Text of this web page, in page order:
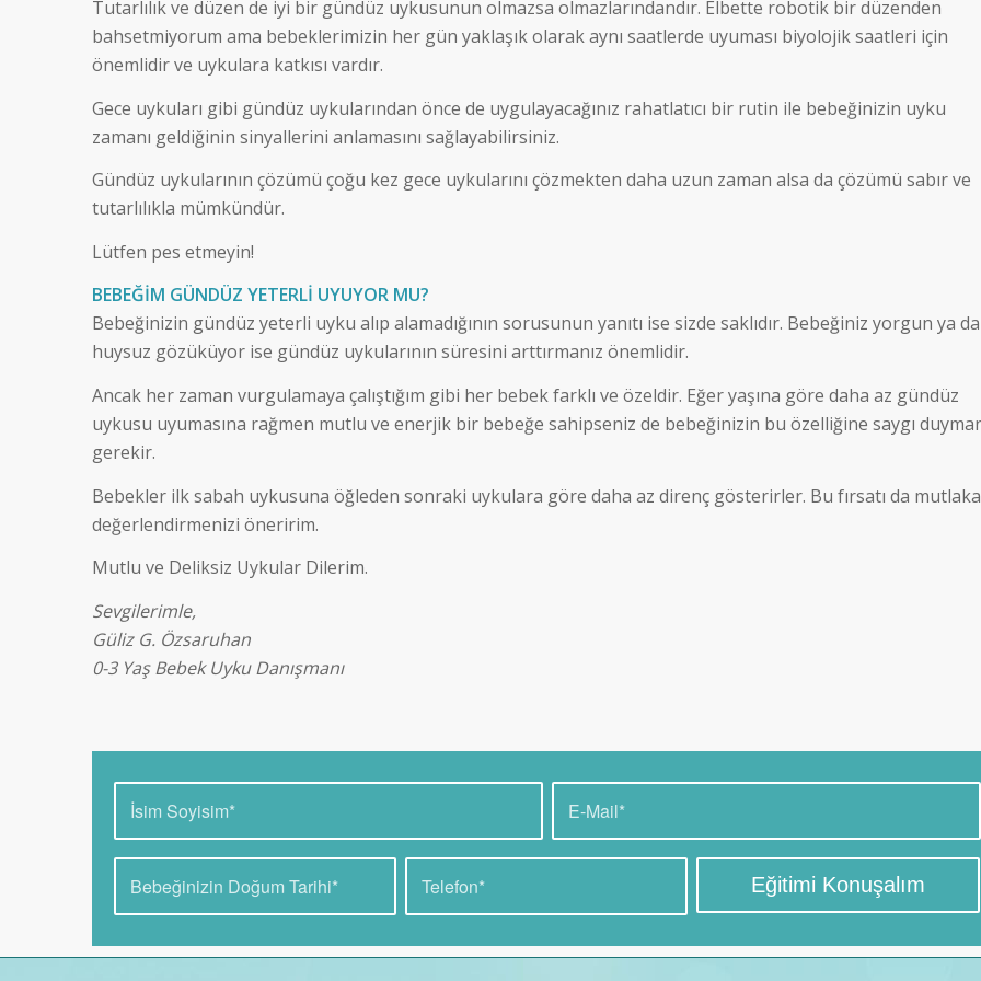
Tutarlılık ve düzen de iyi bir gündüz uykusunun olmazsa olmazlarındandır. Elbette robotik bir düzenden
bahsetmiyorum ama bebeklerimizin her gün yaklaşık olarak aynı saatlerde uyuması biyolojik saatleri için
önemlidir ve uykulara katkısı vardır.
Gece uykuları gibi gündüz uykularından önce de uygulayacağınız rahatlatıcı bir rutin ile bebeğinizin uyku
zamanı geldiğinin sinyallerini anlamasını sağlayabilirsiniz.
Gündüz uykularının çözümü çoğu kez gece uykularını çözmekten daha uzun zaman alsa da çözümü sabır ve
tutarlılıkla mümkündür.
Lütfen pes etmeyin!
BEBEĞİM GÜNDÜZ YETERLİ UYUYOR MU?
Bebeğinizin gündüz yeterli uyku alıp alamadığının sorusunun yanıtı ise sizde saklıdır. Bebeğiniz yorgun ya da
huysuz gözüküyor ise gündüz uykularının süresini arttırmanız önemlidir.
Ancak her zaman vurgulamaya çalıştığım gibi her bebek farklı ve özeldir. Eğer yaşına göre daha az gündüz
uykusu uyumasına rağmen mutlu ve enerjik bir bebeğe sahipseniz de bebeğinizin bu özelliğine saygı
gerekir.
Bebekler ilk sabah uykusuna öğleden sonraki uykulara göre daha az direnç gösterirler. Bu fırsatı da mutlaka
değerlendirmenizi öneririm.
Mutlu ve Deliksiz Uykular Dilerim.
Sevgilerimle,
Güliz G. Özsaruhan
0-3 Yaş Bebek Uyku Danışmanı